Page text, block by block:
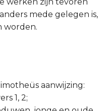
mede gelegen is,
worden.
aanwijzing:
1, 2;